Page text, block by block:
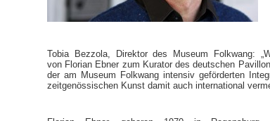
Tobia Bezzola, Direktor des Museum Folkwang:
von Florian Ebner zum Kurator des deutschen
der am Museum Folkwang intensiv geförderten
zeitgenössischen Kunst damit auch international